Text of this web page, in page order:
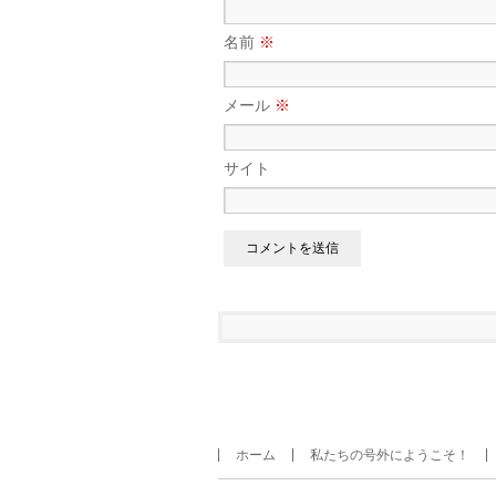
名前 ※
メール ※
サイト
ホーム 私たちの号外にようこそ！